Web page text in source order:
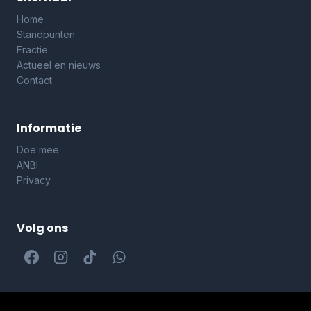
Home
Standpunten
Fractie
Actueel en nieuws
Contact
Informatie
Doe mee
ANBI
Privacy
Volg ons